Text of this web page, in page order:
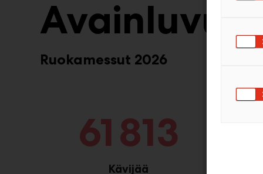
Avainluvut
Ruokamessut 2026
61 813
Kävijää